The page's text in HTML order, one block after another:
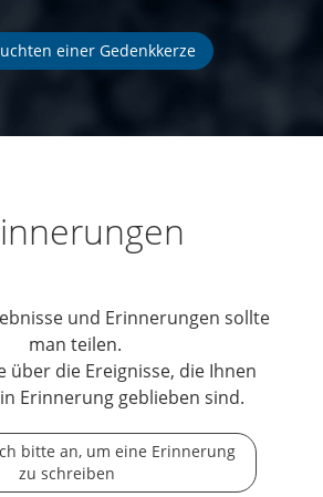
einer Gedenkkerze
und Erinnerungen sollte
man teilen.
über die Ereignisse, die Ihnen
Erinnerung geblieben sind.
bitte an, um eine Erinnerung
zu schreiben